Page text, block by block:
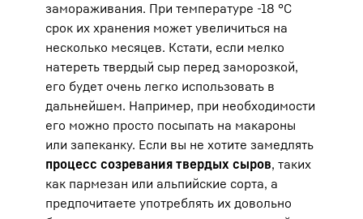
замораживания. При температуре -18 °C
срок их хранения может увеличиться на
несколько месяцев. Кстати, если мелко
натереть твердый сыр перед заморозкой,
его будет очень легко использовать в
дальнейшем. Например, при необходимости
его можно просто посыпать на макароны
или запеканку. Если вы не хотите замедлять
процесс созревания твердых сыров, таких
как пармезан или альпийские сорта, а
предпочитаете употреблять их довольно